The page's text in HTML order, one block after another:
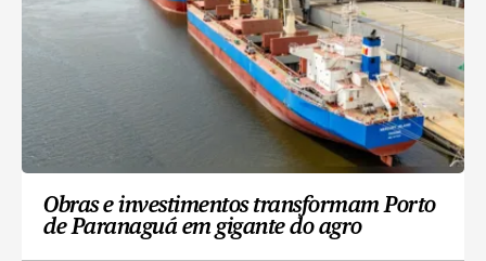
Obras e investimentos transformam Porto
de Paranaguá em gigante do agro